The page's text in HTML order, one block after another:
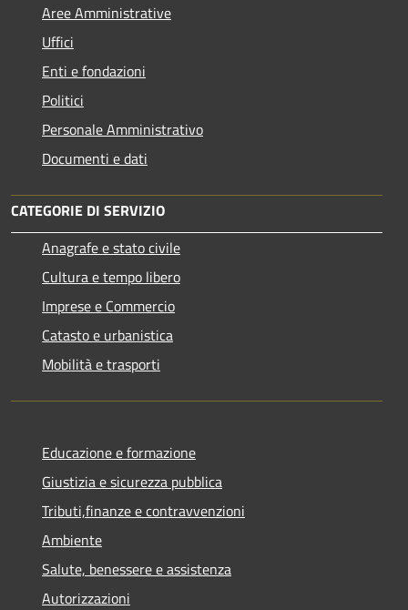
Aree Amministrative
Uffici
Enti e fondazioni
Politici
Personale Amministrativo
Documenti e dati
CATEGORIE DI SERVIZIO
Anagrafe e stato civile
Cultura e tempo libero
Imprese e Commercio
Catasto e urbanistica
Mobilità e trasporti
Educazione e formazione
Giustizia e sicurezza pubblica
Tributi,finanze e contravvenzioni
Ambiente
Salute, benessere e assistenza
Autorizzazioni